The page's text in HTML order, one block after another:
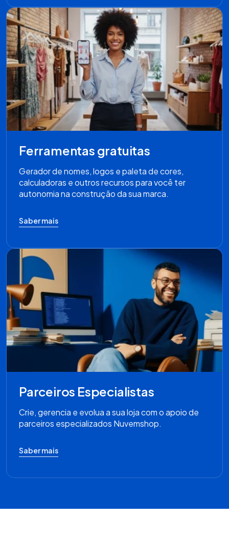
Ferramentas gratuitas
Gerador de nomes, logos e paleta de cores,
calculadoras e outros recursos para você ter
autonomia na construção da sua marca.
Saber mais
Parceiros Especialistas
Crie, gerencia e evolua a sua loja com o apoio de
parceiros especializados Nuvemshop.
Saber mais